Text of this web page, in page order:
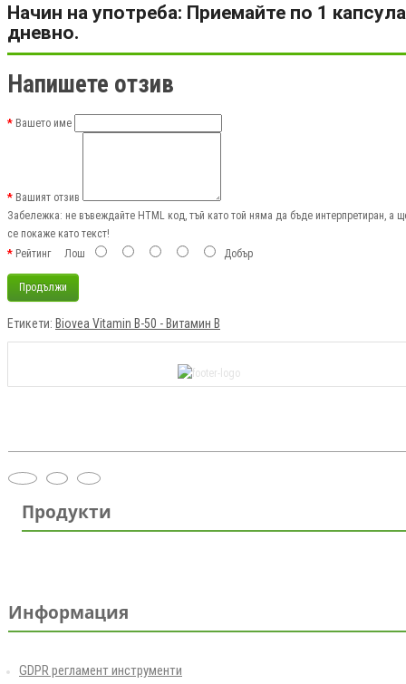
Начин на употреба: Приемайте по 1 капсула
дневно.
Напишете отзив
Вашето име
Вашият отзив
Забележка: не въвеждайте HTML код, тъй като той няма да бъде интерпретиран, а
се покаже като текст!
РейтингЛош Добър
Продължи
Етикети: Biovea Vitamin B-50 - Витамин B
Продукти
Информация
GDPR регламент инструменти